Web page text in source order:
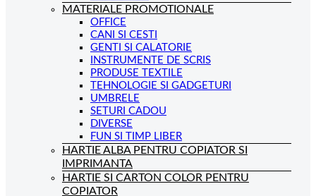
MATERIALE PROMOTIONALE
OFFICE
CANI SI CESTI
GENTI SI CALATORIE
INSTRUMENTE DE SCRIS
PRODUSE TEXTILE
TEHNOLOGIE SI GADGETURI
UMBRELE
SETURI CADOU
DIVERSE
FUN SI TIMP LIBER
HARTIE ALBA PENTRU COPIATOR SI
IMPRIMANTA
HARTIE SI CARTON COLOR PENTRU
COPIATOR